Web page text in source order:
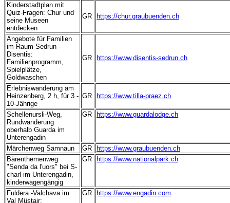
Kinderstadtplan mit
Quiz-Fragen: Chur und
seine Museen
entdecken
GR https://chur.graubuenden.ch
Angebote für Familien
im Raum Sedrun -
Disentis:
Familienprogramm,
Spielplätze,
Goldwaschen
GR https://www.disentis-sedrun.ch
Erlebniswanderung am
Heinzenberg, 2 h, für 3 -
10-Jährige
GR https://www.tilla-praez.ch
Schellenursli-Weg,
Rundwanderung
oberhalb Guarda im
Unterengadin
GR https://www.guardalodge.ch
Märchenweg Samnaun GR
https://www.graubuenden.ch
Bärenthemenweg
"Senda da l'uors" bei S-
charl im Unterengadin,
kinderwagengängig
GR https://www.nationalpark.ch
Fuldera -Valchava im
Val Müstair:
GR https://www.engadin.com